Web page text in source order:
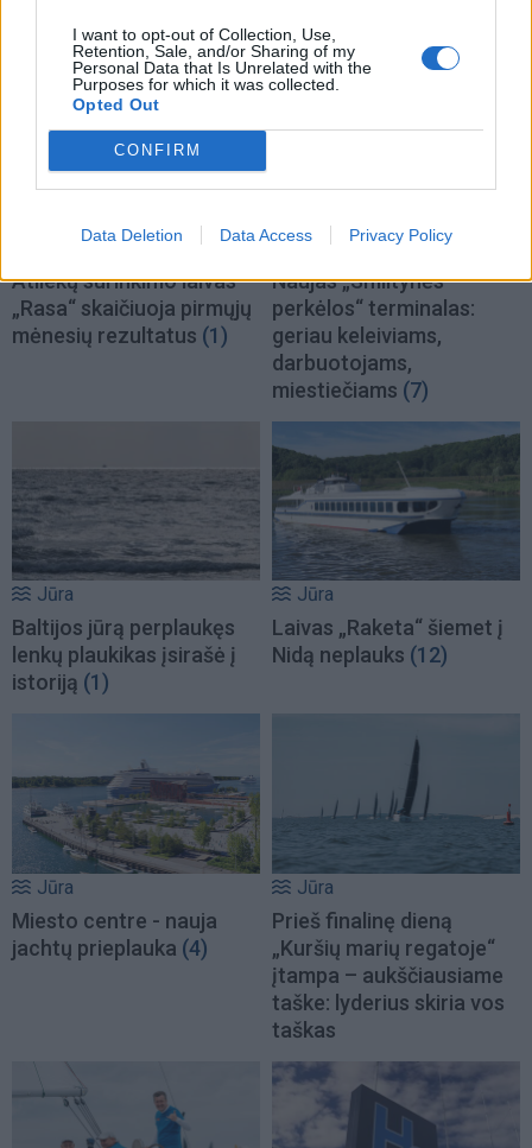
I want to opt-out of Collection, Use,
Retention, Sale, and/or Sharing of my
Personal Data that Is Unrelated with the
Purposes for which it was collected.
Opted Out
CONFIRM
Data Deletion Data Access Privacy Policy
TAIP PAT SKAITYKITE
Atliekų surinkimo laivas
„Rasa“ skaičiuoja pirmųjų
mėnesių rezultatus (1)
Jūra
Naujas „Smiltynės
perkėlos“ terminalas:
geriau keleiviams,
darbuotojams,
miestiečiams (7)
Jūra
Baltijos jūrą perplaukęs
lenkų plaukikas įsirašė į
istoriją (1)
Jūra
Laivas „Raketa“ šiemet į
Nidą neplauks (12)
Jūra
Miesto centre - nauja
jachtų prieplauka (4)
Jūra
Prieš finalinę dieną
„Kuršių marių regatoje“
įtampa – aukščiausiame
taške: lyderius skiria vos
taškas